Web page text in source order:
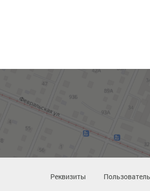
Реквизиты